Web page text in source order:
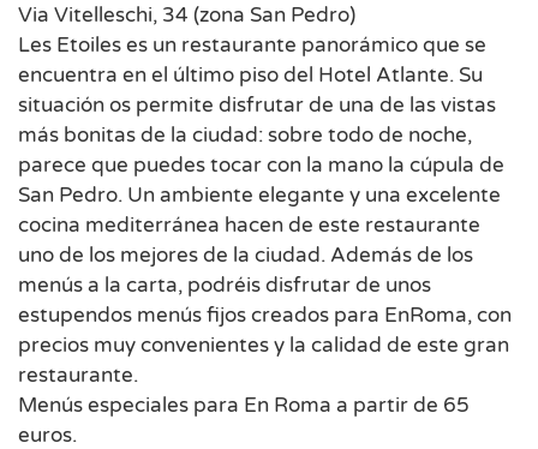
Via Vitelleschi, 34 (zona San Pedro)
Les Etoiles es un restaurante panorámico que se
encuentra en el último piso del Hotel Atlante. Su
situación os permite disfrutar de una de las vistas
más bonitas de la ciudad: sobre todo de noche,
parece que puedes tocar con la mano la cúpula de
San Pedro. Un ambiente elegante y una excelente
cocina mediterránea hacen de este restaurante
uno de los mejores de la ciudad. Además de los
menús a la carta, podréis disfrutar de unos
estupendos menús fijos creados para EnRoma, con
precios muy convenientes y la calidad de este gran
restaurante.
Menús especiales para En Roma a partir de 65
euros.